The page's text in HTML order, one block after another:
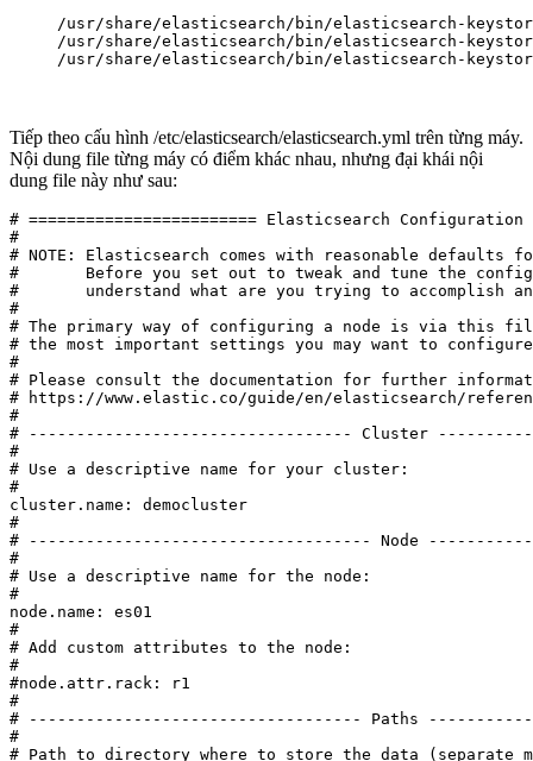
/usr/share/elasticsearch/bin/elasticsearch-
/usr/share/elasticsearch/bin/elasticsearch-
/usr/share/elasticsearch/bin/elasticsearch-
Tiếp theo cấu hình /etc/elasticsearch/elasticsearch.yml trên từng máy.
Nội dung file từng máy có điểm khác nhau, nhưng đại khái nội
dung file này như sau:
# ======================== Elasticsearch Configuration
#
# NOTE: Elasticsearch comes with reasonable defaults
#       Before you set out to tweak and tune the
#       understand what are you trying to accomplish
#
# The primary way of configuring a node is via this
# the most important settings you may want to
#
# Please consult the documentation for further
# https://www.elastic.co/guide/en/elasticsearch/
#
# ---------------------------------- Cluster
#
# Use a descriptive name for your cluster:
#
cluster.name: democluster
#
# ------------------------------------ Node
#
# Use a descriptive name for the node:
#
node.name: es01
#
# Add custom attributes to the node:
#
#node.attr.rack: r1
#
# ----------------------------------- Paths
#
# Path to directory where to store the data (separate